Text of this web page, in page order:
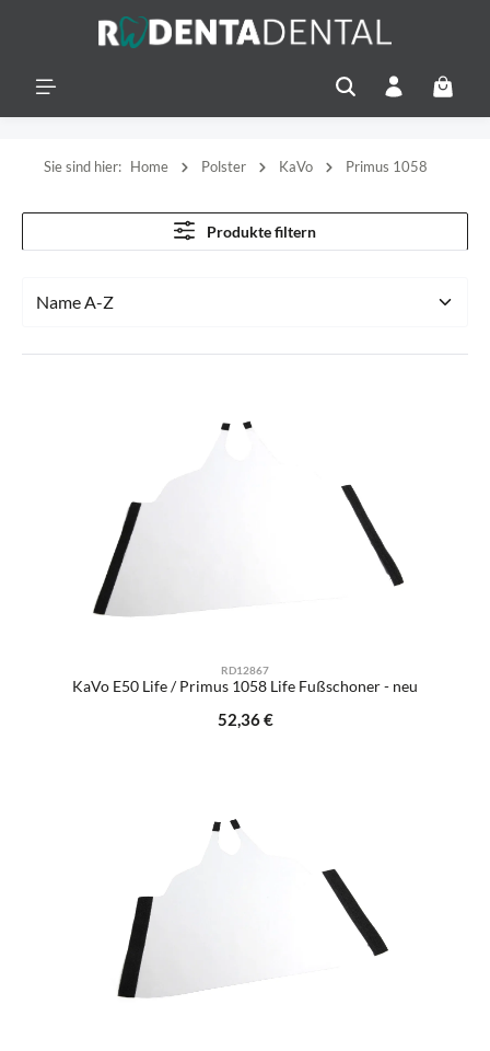
Sie sind hier: Home Polster KaVo Primus 1058
Produkte filtern
RD12867
KaVo E50 Life / Primus 1058 Life Fußschoner - neu
Regulärer Preis:
52,36 €